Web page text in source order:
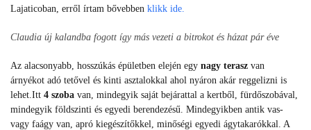
Lajaticoban, erről írtam bővebben klikk ide.
Claudia új kalandba fogott így más vezeti a bitrokot és házat pár éve
Az alacsonyabb, hosszúkás épületben elején egy nagy terasz van
árnyékot adó tetővel és kinti asztalokkal ahol nyáron akár reggelizni is
lehet.Itt 4 szoba van, mindegyik saját bejárattal a kertből, fürdőszobával,
mindegyik földszinti és egyedi berendezésű. Mindegyikben antik vas-
vagy faágy van, apró kiegészítőkkel, minőségi egyedi ágytakarókkal. A